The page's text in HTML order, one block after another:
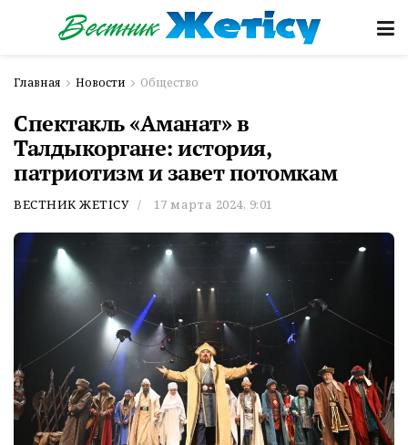
Главная Новости Общество
Спектакль «Аманат» в
Талдыкоргане: история,
патриотизм и завет потомкам
ВЕСТНИК ЖЕТІСУ 17 марта 2024, 9:01